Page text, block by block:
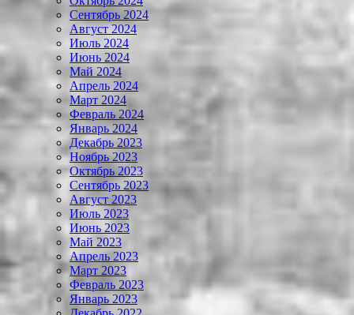
Сентябрь 2024
Август 2024
Июль 2024
Июнь 2024
Май 2024
Апрель 2024
Март 2024
Февраль 2024
Январь 2024
Декабрь 2023
Ноябрь 2023
Октябрь 2023
Сентябрь 2023
Август 2023
Июль 2023
Июнь 2023
Май 2023
Апрель 2023
Март 2023
Февраль 2023
Январь 2023